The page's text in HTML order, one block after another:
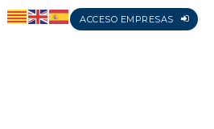
ACCESO EMPRESAS